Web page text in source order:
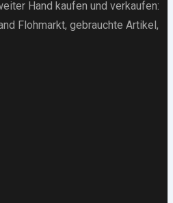
Hand kaufen und verkaufen:
Flohmarkt, gebrauchte Artikel ,